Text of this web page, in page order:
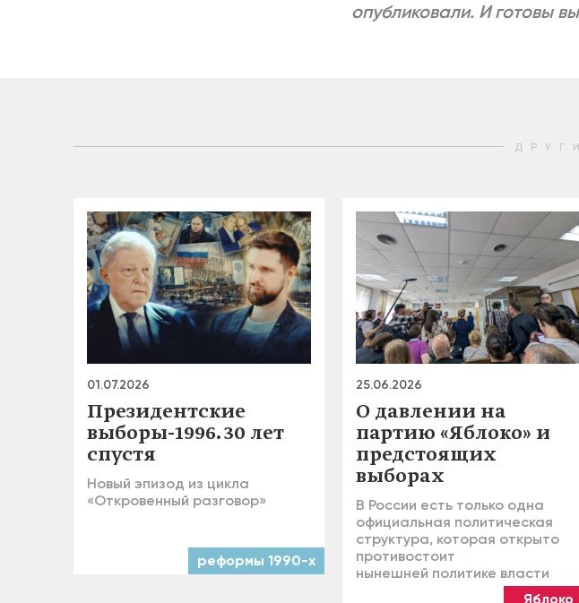
опубликовали. И готовы
01.07.2026
Президентские
выборы-1996. 30 лет
спустя
Новый эпизод из цикла
«Откровенный разговор»
реформы 1990-х
25.06.2026
О давлении на
партию «Яблоко» и
предстоящих
выборах
В России есть только одна
официальная политическая
структура, которая открыто
противостоит
нынешней политике власти
Яблоко